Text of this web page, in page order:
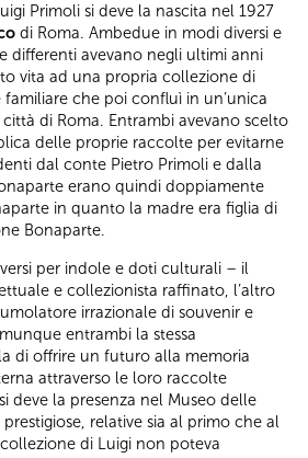
Primoli si deve la nascita nel 1927
di Roma. Ambedue in modi diversi e
differenti avevano negli ultimi anni
vita ad una propria collezione di
che poi confluì in un’unica
di Roma. Entrambi avevano scelto
delle proprie raccolte per evitarne
dal conte Pietro Primoli e dalla
erano quindi doppiamente
in quanto la madre era figlia di
Bonaparte.
per indole e doti culturali – il
e collezionista raffinato, l’altro
irrazionale di souvenir e
entrambi la stessa
di offrire un futuro alla memoria
attraverso le loro raccolte
deve la presenza nel Museo delle
relative sia al primo che al
di Luigi non poteva